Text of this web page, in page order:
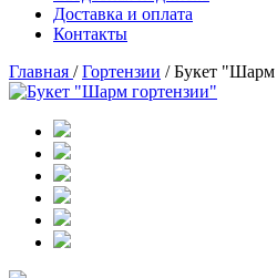
Доставка и оплата
Контакты
Главная /Гортензии /Букет "Шарм